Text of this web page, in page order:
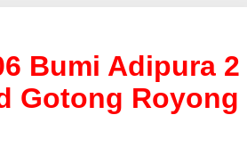
Bumi Adipura 2
Gotong Royong